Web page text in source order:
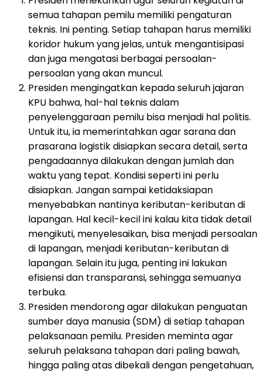
semua tahapan pemilu memiliki pengaturan
teknis. Ini penting. Setiap tahapan harus memiliki
koridor hukum yang jelas, untuk mengantisipasi
dan juga mengatasi berbagai persoalan-
persoalan yang akan muncul.
Presiden mengingatkan kepada seluruh jajaran
KPU bahwa, hal-hal teknis dalam
penyelenggaraan pemilu bisa menjadi hal politis.
Untuk itu, ia memerintahkan agar sarana dan
prasarana logistik disiapkan secara detail, serta
pengadaannya dilakukan dengan jumlah dan
waktu yang tepat. Kondisi seperti ini perlu
disiapkan. Jangan sampai ketidaksiapan
menyebabkan nantinya keributan-keributan di
lapangan. Hal kecil-kecil ini kalau kita tidak detail
mengikuti, menyelesaikan, bisa menjadi persoalan
di lapangan, menjadi keributan-keributan di
lapangan. Selain itu juga, penting ini lakukan
efisiensi dan transparansi, sehingga semuanya
terbuka.
Presiden mendorong agar dilakukan penguatan
sumber daya manusia (SDM) di setiap tahapan
pelaksanaan pemilu. Presiden meminta agar
seluruh pelaksana tahapan dari paling bawah,
hingga paling atas dibekali dengan pengetahuan,